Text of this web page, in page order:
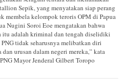
Sepik, yang menyatakan siap perang
membela kelompok teroris OPM di Papua
Nugini Soroi Eoe mengatakan bahwa
itu adalah kriminal dan tengah diselidiki
tidak seharusnya melibatkan diri
urusan dalam negeri mereka,” kata
Mayor Jenderal Gilbert Toropo